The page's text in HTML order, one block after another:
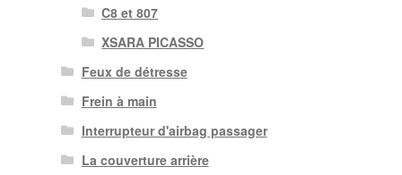
C8 et 807
XSARA PICASSO
Feux de détresse
Frein à main
Interrupteur d'airbag passager
La couverture arrière